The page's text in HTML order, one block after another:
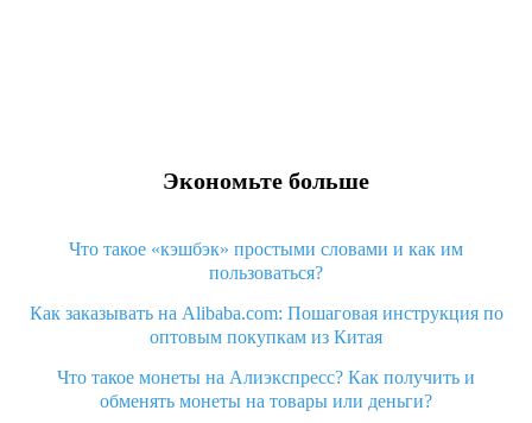
Экономьте больше
Что такое «кэшбэк» простыми словами и как им
пользоваться?
Как заказывать на Alibaba.com: Пошаговая инструкция по
оптовым покупкам из Китая
Что такое монеты на Алиэкспресс? Как получить и
обменять монеты на товары или деньги?